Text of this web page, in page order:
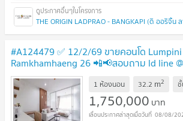
THE ORIGIN LADPRAO - BANGKAPI (ดิ ออริจิ้น
#A124479 ✅ 12/2/69 ขายคอนโด
Ramkhamhaeng 26 📲📢สอบถาม ld line
!
1 ห้องนอน 32.2 m2
1,750,000 บาท
08/08/